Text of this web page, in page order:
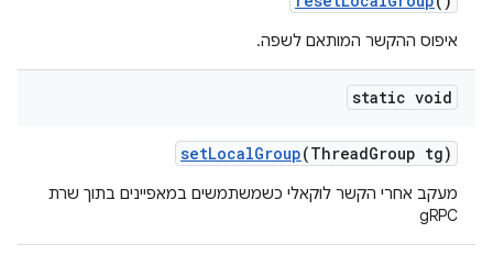
איפוס ההקשר המותאם לשפה.
static void
setLocalGroup(ThreadGroup tg)
מעקב אחרי הקשר לוקאלי כשמשתמשים במאפיינים בתוך שרת
gRPC